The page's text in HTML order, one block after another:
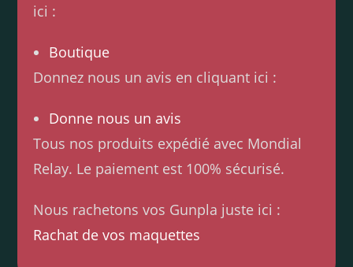
ici :
Boutique
Donnez nous un avis en cliquant ici :
Donne nous un avis
Tous nos produits expédié avec Mondial
Relay. Le paiement est 100% sécurisé.
Nous rachetons vos Gunpla juste ici :
Rachat de vos maquettes